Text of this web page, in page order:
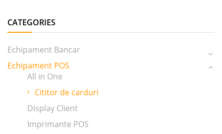
CATEGORIES
Echipament Bancar
Echipament POS
All in One
Cititor de carduri
Display Client
Imprimante POS